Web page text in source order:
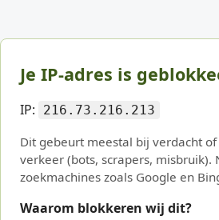
Je IP-adres is
IP: 216.73.216.213
Dit gebeurt meestal bij verdacht
verkeer (bots, scrapers, misbruik).
zoekmachines zoals Google en
Waarom blokkeren wij dit?